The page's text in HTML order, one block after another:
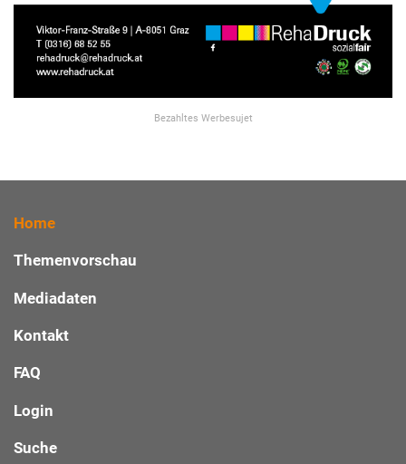
Bezahltes Werbesujet
Home
Themenvorschau
Mediadaten
Kontakt
FAQ
Login
Suche